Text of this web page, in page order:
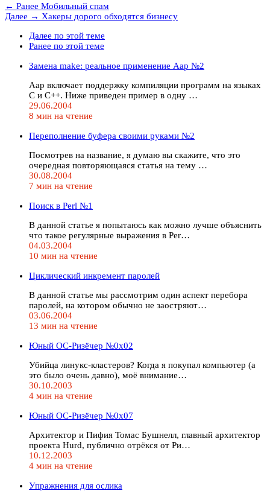
← Ранее Мобильный спам
Далее → Хакеры дорого обходятся бизнесу
Далее по этой теме
Ранее по этой теме
Замена make: реальное применение Aap №2
Aap включает поддержку компиляции программ на языках
C и C++. Ниже приведен пример в одну …
29.06.2004
8 мин на чтение
Переполнение буфера своими руками №2
Посмотрев на название, я думаю вы скажите, что это
очередная повторяющаяся статья на тему …
30.08.2004
7 мин на чтение
Поиск в Perl №1
В данной статье я попытаюсь как можно лучше объяснить
что такое регулярные выражения в Per…
04.03.2004
10 мин на чтение
Циклический инкремент паролей
В данной статье мы рассмотрим один аспект перебора
паролей, на котором обычно не заостряют…
03.06.2004
13 мин на чтение
Юный ОС-Ризёчер №0x02
Убийца линукс-кластеров? Когда я покупал компьютер (а
это было очень давно), моё внимание…
30.10.2003
4 мин на чтение
Юный ОС-Ризёчер №0x07
Архитектор и Пифия Томас Бушнелл, главный архитектор
проекта Hurd, публично отрёкся от Ри…
10.12.2003
4 мин на чтение
Упражнения для ослика